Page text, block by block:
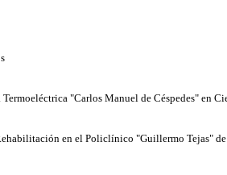
"Carlos Manuel de Céspedes" en
en el Policlínico "Guillermo Tejas" de